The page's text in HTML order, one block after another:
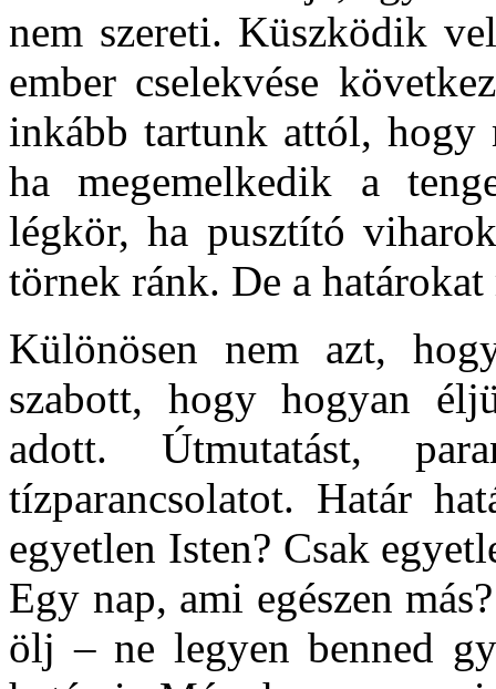
nem szereti. Küszködik
ember cselekvése
inkább tartunk attól,
ha megemelkedik a
légkör, ha pusztító
törnek ránk. De a
Különösen nem azt,
szabott, hogy hogyan
adott. Útmutatást,
tízparancsolatot. Határ
egyetlen Isten? Csak
Egy nap, ami egészen
ölj – ne legyen benned